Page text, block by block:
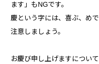
ます」もNGです。
慶という字には、喜ぶ、め
注意しましょう。
お慶び申し上げますについ